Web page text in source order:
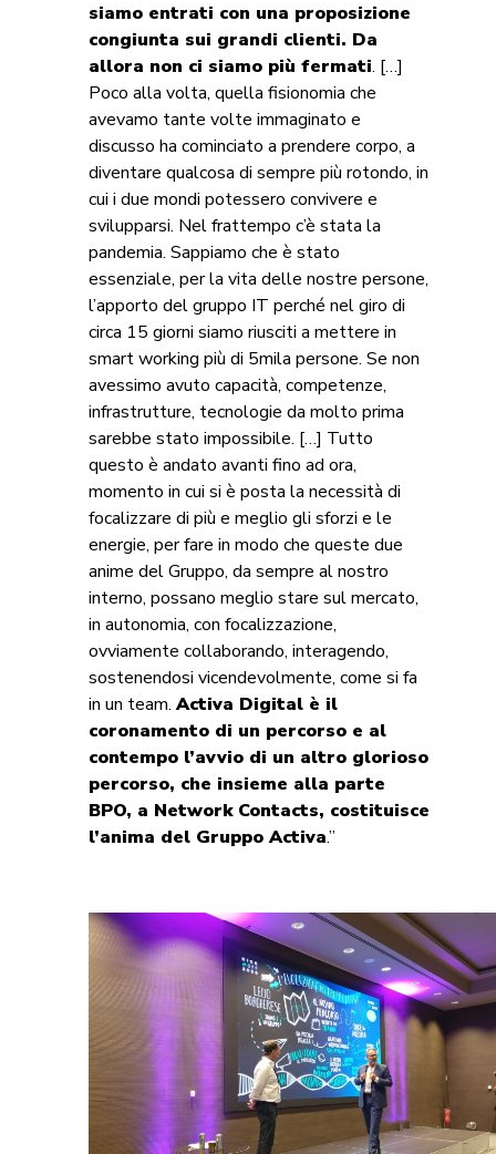
siamo entrati con una proposizione
congiunta sui grandi clienti. Da
allora non ci siamo più fermati. […]
Poco alla volta, quella fisionomia che
avevamo tante volte immaginato e
discusso ha cominciato a prendere corpo, a
diventare qualcosa di sempre più rotondo, in
cui i due mondi potessero convivere e
svilupparsi. Nel frattempo c’è stata la
pandemia. Sappiamo che è stato
essenziale, per la vita delle nostre persone,
l’apporto del gruppo IT perché nel giro di
circa 15 giorni siamo riusciti a mettere in
smart working più di 5mila persone. Se non
avessimo avuto capacità, competenze,
infrastrutture, tecnologie da molto prima
sarebbe stato impossibile. […] Tutto
questo è andato avanti fino ad ora,
momento in cui si è posta la necessità di
focalizzare di più e meglio gli sforzi e le
energie, per fare in modo che queste due
anime del Gruppo, da sempre al nostro
interno, possano meglio stare sul mercato,
in autonomia, con focalizzazione,
ovviamente collaborando, interagendo,
sostenendosi vicendevolmente, come si fa
in un team.Activa Digital è il
coronamento di un percorso e al
contempo l’avvio di un altro glorioso
percorso, che insieme alla parte
BPO, a Network Contacts, costituisce
l’anima del Gruppo Activa.”